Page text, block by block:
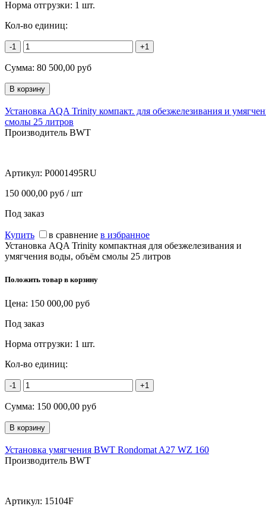
Норма отгрузки: 1 шт.
Кол-во единиц:
-1 +1
Сумма: 80 500,00 руб
Установка AQA Trinity компакт. для обезжелезивания и
смолы 25 литров
Производитель BWT
Артикул: P0001495RU
150 000,00 руб / шт
Под заказ
Купить в сравнение в избранное
Установка AQA Trinity компактная для обезжелезивания и
умягчения воды, объём смолы 25 литров
Положить товар в корзину
Цена: 150 000,00 руб
Под заказ
Норма отгрузки: 1 шт.
Кол-во единиц:
-1 +1
Сумма: 150 000,00 руб
Установка умягчения BWT Rondomat A27 WZ 160
Производитель BWT
Артикул: 15104F